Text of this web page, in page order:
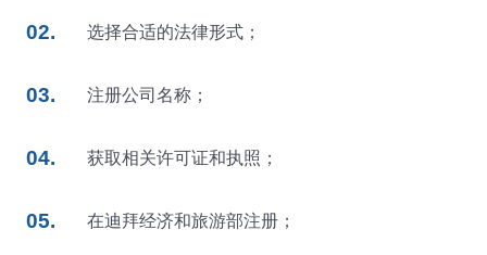
选择合适的法律形式；
注册公司名称；
获取相关许可证和执照；
在迪拜经济和旅游部注册；